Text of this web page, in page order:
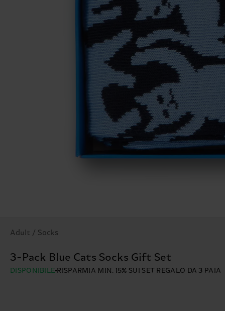
Adult / Socks
3-Pack Blue Cats Socks Gift Set
DISPONIBILE RISPARMIA MIN. 15% SUI SET REGALO DA 3 PAIA